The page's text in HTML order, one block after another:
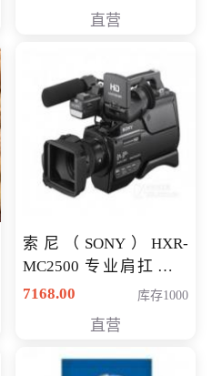
直营
索尼（SONY）HXR-
MC2500 专业肩扛式存
储卡全高清摄录一体机
清入门级摄像机
7168.00 库存1000
直营